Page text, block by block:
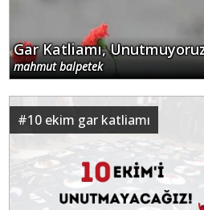
Gar Katliamı,
mahmut balpetek
#10 ekim gar katliamı